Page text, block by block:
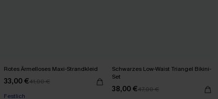
Rotes Ärmelloses Maxi-Strandkleid
33,00 €41,00 €
Festlich
Schwarzes Low-Waist Triangel Bikini-
Set
38,00 €47,00 €